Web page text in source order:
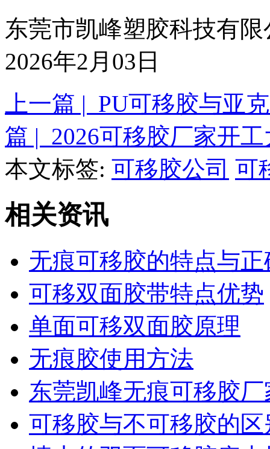
东莞市凯峰塑胶科技有
2026年2月03日
上一篇 | PU可移胶与亚
篇 | 2026可移胶厂家开工
本文标签: 可移胶公司 可
相关资讯
无痕可移胶的特点与
可移双面胶带特点优势
单面可移双面胶原理
无痕胶使用方法
东莞凯峰无痕可移胶厂
可移胶与不可移胶的区